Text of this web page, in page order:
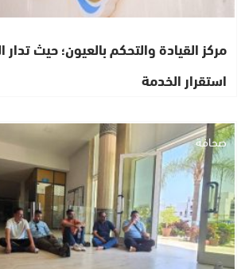
مركز القيادة والتحكم بالعيون؛ حيث
استقرار الخدمة
صحافة